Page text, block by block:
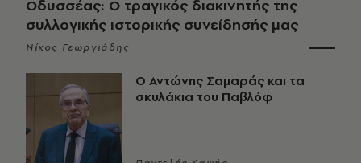
Οδυσσέας: Ο τραγικός διακινητής της
συλλογικής ιστορικής συνείδησής μας
Νίκος Γεωργιάδης
Ο Αντώνης Σαμαράς και τα
σκυλάκια του Παβλόφ